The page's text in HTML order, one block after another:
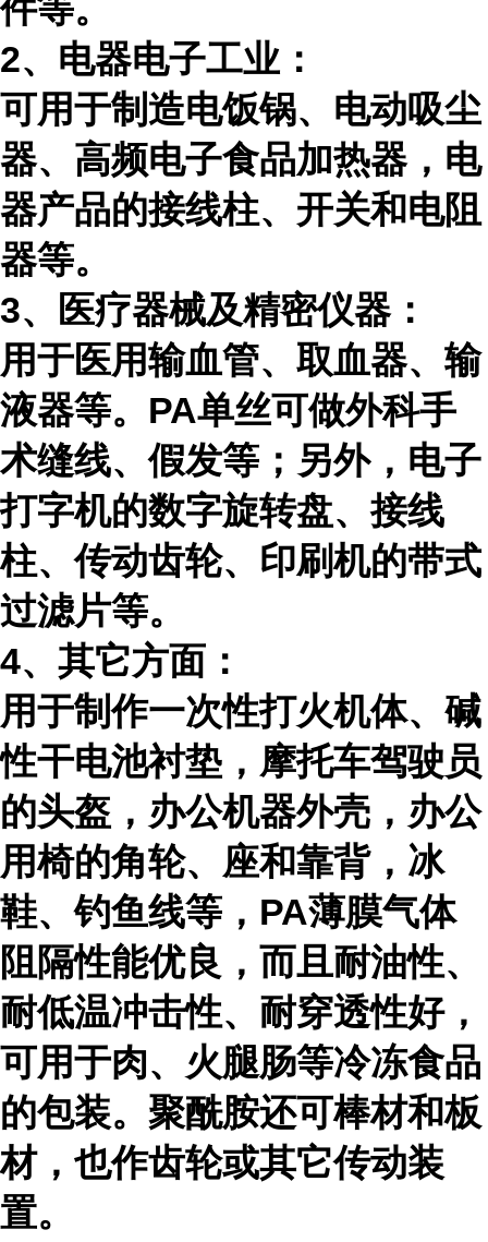
件等。
2、电器电子工业：
可用于制造电饭锅、电动吸尘
器、高频电子食品加热器，电
器产品的接线柱、开关和电阻
器等。
3、医疗器械及精密仪器：
用于医用输血管、取血器、输
液器等。 PA单丝可做外科手
术缝线、假发等；另外，电子
打字机的数字旋转盘、接线
柱、传动齿轮、印刷机的带式
过滤片等。
4、其它方面：
用于制作一次性打火机体、碱
性干电池衬垫，摩托车驾驶员
的头盔，办公机器外壳，办公
用椅的角轮、座和靠背，冰
鞋、钓鱼线等， PA薄膜气体
阻隔性能优良，而且耐油性、
耐低温冲击性、耐穿透性好，
可用于肉、火腿肠等冷冻食品
的包装。聚酰胺还可棒材和板
材，也作齿轮或其它传动装
置。